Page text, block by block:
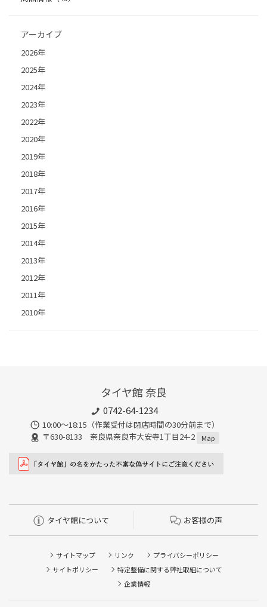
アーカイブ
2026年
2025年
2024年
2023年
2022年
2020年
2019年
2018年
2017年
2016年
2015年
2014年
2013年
2012年
2011年
2010年
タイヤ館 奈良
0742-64-1234
10:00～18:15（作業受付は閉店時間の30分前まで）
〒630-8133 奈良県奈良市大安寺1丁目24-2
Map
タイヤ館について お客様の声
サイトマップ リンク
プライバシーポリシー
サイトポリシー
特定整備に関する弊社取組について
企業情報